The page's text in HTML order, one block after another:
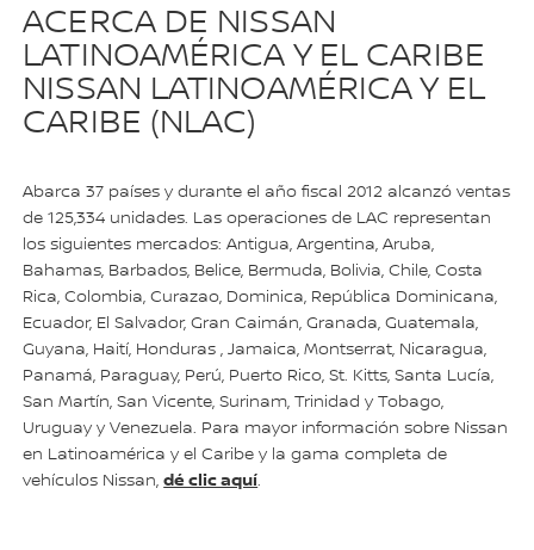
ACERCA DE NISSAN
LATINOAMÉRICA Y EL CARIBE
NISSAN LATINOAMÉRICA Y EL
CARIBE (NLAC)
Abarca 37 países y durante el año fiscal 2012 alcanzó ventas
de 125,334 unidades. Las operaciones de LAC representan
los siguientes mercados: Antigua, Argentina, Aruba,
Bahamas, Barbados, Belice, Bermuda, Bolivia, Chile, Costa
Rica, Colombia, Curazao, Dominica, República Dominicana,
Ecuador, El Salvador, Gran Caimán, Granada, Guatemala,
Guyana, Haití, Honduras , Jamaica, Montserrat, Nicaragua,
Panamá, Paraguay, Perú, Puerto Rico, St. Kitts, Santa Lucía,
San Martín, San Vicente, Surinam, Trinidad y Tobago,
Uruguay y Venezuela. Para mayor información sobre Nissan
en Latinoamérica y el Caribe y la gama completa de
vehículos Nissan,dé clic aquí.